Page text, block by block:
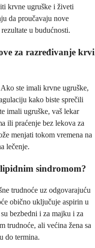
krvne ugruške i živeti
da proučavaju nove
u budućnosti.
za razređivanje krvi
ste imali krvne ugruške,
kako biste sprečili
imali ugruške, vaš lekar
ili praćenje bez lekova za
menjati tokom vremena na
lečenje.
sindromom?
trudnoće uz odgovarajuću
obično uključuje aspirin u
bezbedni i za majku i za
trudnoće, ali većina žena sa
do termina.